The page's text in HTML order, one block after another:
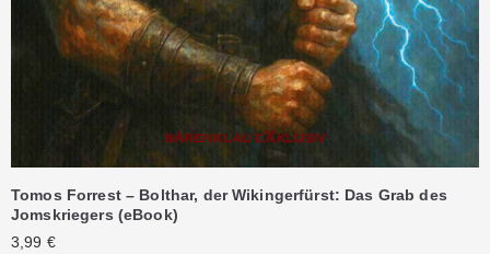
Tomos Forrest – Bolthar, der Wikingerfürst: Das Grab des
Jomskriegers (eBook)
3,99 €